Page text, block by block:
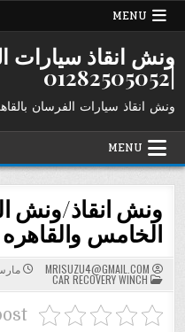
Skip
MENU
ونش انقاذ سيارات
|01282505052
ونش انقاذ سيارات الفرسان بالقاهرة
MENU
ونش انقاذ/ونش
الخامس
MRISUZU4@GMAIL.COM مارس 2,
POSTED
IN
CAR RECOVERY WINCH